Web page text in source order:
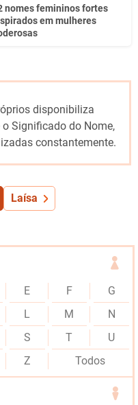
nomes femininos fortes
em mulheres
disponibiliza
Significado do Nome,
constantemente.
Laísa
E F
G
L M
N
S T
U
Z Todos